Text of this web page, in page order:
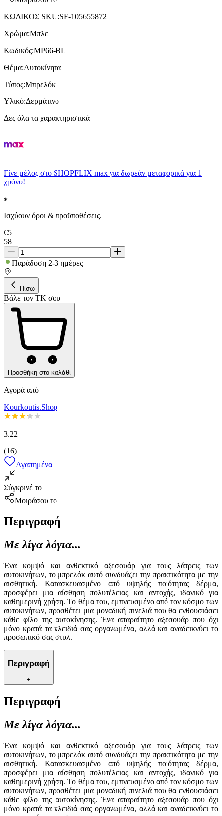
ΚΩΔΙΚΟΣ SKU:SF-105655872
Χρώμα:Μπλε
Κωδικός:MP66-BL
Θέμα:Αυτοκίνητα
Τύπος:Μπρελόκ
Υλικό:Δερμάτινο
Δες όλα τα χαρακτηριστικά
Γίνε μέλος στο SHOPFLIX max για δωρεάν μεταφορικά για 1
χρόνο!
Ισχύουν όροι & προϋποθέσεις.
€5
58
Παράδοση 2-3 ημέρες
Πίσω
Βάλε τον ΤΚ σου
Προσθήκη στο καλάθι
Αγορά από
Kourkoutis.Shop
3.22
(16)
Αγαπημένα
Σύγκρινέ το
Μοιράσου το
Περιγραφή
Με λίγα λόγια...
Ένα κομψό και ανθεκτικό αξεσουάρ για τους λάτρεις των
αυτοκινήτων, το μπρελόκ αυτό συνδυάζει την πρακτικότητα με την
αισθητική. Κατασκευασμένο από υψηλής ποιότητας δέρμα,
προσφέρει μια αίσθηση πολυτέλειας και αντοχής, ιδανικό για
καθημερινή χρήση. Το θέμα του, εμπνευσμένο από τον κόσμο των
αυτοκινήτων, προσθέτει μια μοναδική πινελιά που θα ενθουσιάσει
κάθε φίλο της αυτοκίνησης. Ένα απαραίτητο αξεσουάρ που όχι
μόνο κρατά τα κλειδιά σας οργανωμένα, αλλά και αναδεικνύει το
προσωπικό σας στυλ.
Περιγραφή
+
Περιγραφή
Με λίγα λόγια...
Ένα κομψό και ανθεκτικό αξεσουάρ για τους λάτρεις των
αυτοκινήτων, το μπρελόκ αυτό συνδυάζει την πρακτικότητα με την
αισθητική. Κατασκευασμένο από υψηλής ποιότητας δέρμα,
προσφέρει μια αίσθηση πολυτέλειας και αντοχής, ιδανικό για
καθημερινή χρήση. Το θέμα του, εμπνευσμένο από τον κόσμο των
αυτοκινήτων, προσθέτει μια μοναδική πινελιά που θα ενθουσιάσει
κάθε φίλο της αυτοκίνησης. Ένα απαραίτητο αξεσουάρ που όχι
μόνο κρατά τα κλειδιά σας οργανωμένα, αλλά και αναδεικνύει το